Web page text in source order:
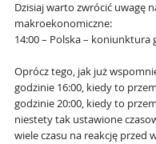
Dzisiaj warto zwrócić uwagę
makroekonomiczne:
14:00 – Polska –
Oprócz tego, jak już
godzinie 16:00, kiedy to
godzinie 20:00, kiedy to
niestety tak ustawione
wiele czasu na reakcję przed